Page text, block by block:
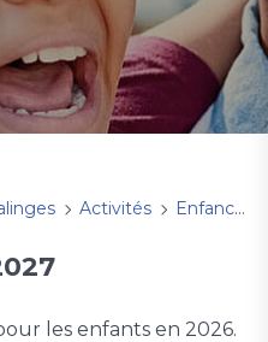
Activités Enfance et familles
les enfants en 2026.